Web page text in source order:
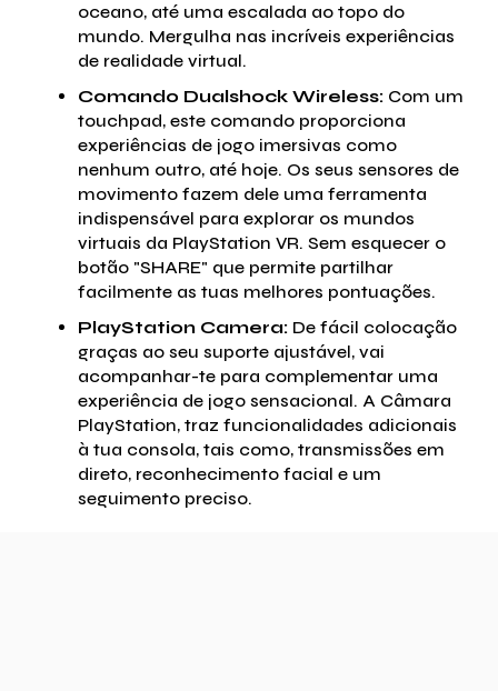
oceano, até uma escalada ao topo do
mundo. Mergulha nas incríveis experiências
de realidade virtual.
Comando Dualshock Wireless: Com um
touchpad, este comando proporciona
experiências de jogo imersivas como
nenhum outro, até hoje. Os seus sensores de
movimento fazem dele uma ferramenta
indispensável para explorar os mundos
virtuais da PlayStation VR. Sem esquecer o
botão "SHARE" que permite partilhar
facilmente as tuas melhores pontuações.
PlayStation Camera: De fácil colocação
graças ao seu suporte ajustável, vai
acompanhar-te para complementar uma
experiência de jogo sensacional. A Câmara
PlayStation, traz funcionalidades adicionais
à tua consola, tais como, transmissões em
direto, reconhecimento facial e um
seguimento preciso.